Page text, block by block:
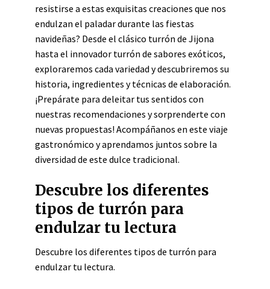
resistirse a estas exquisitas creaciones que nos
endulzan el paladar durante las fiestas
navideñas? Desde el clásico turrón de Jijona
hasta el innovador turrón de sabores exóticos,
exploraremos cada variedad y descubriremos su
historia, ingredientes y técnicas de elaboración.
¡Prepárate para deleitar tus sentidos con
nuestras recomendaciones y sorprenderte con
nuevas propuestas! Acompáñanos en este viaje
gastronómico y aprendamos juntos sobre la
diversidad de este dulce tradicional.
Descubre los diferentes
tipos de turrón para
endulzar tu lectura
Descubre los diferentes tipos de turrón para
endulzar tu lectura.